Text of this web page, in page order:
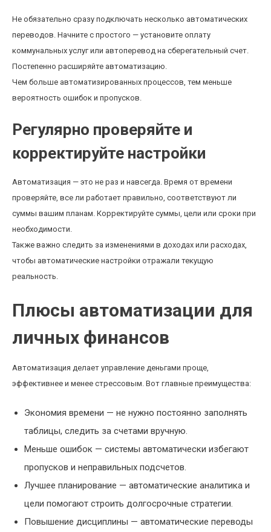
Не обязательно сразу подключать несколько автоматических
переводов. Начните с простого — установите оплату
коммунальных услуг или автоперевод на сберегательный счет.
Постепенно расширяйте автоматизацию.
Чем больше автоматизированных процессов, тем меньше
вероятность ошибок и пропусков.
Регулярно проверяйте и
корректируйте настройки
Автоматизация — это не раз и навсегда. Время от времени
проверяйте, все ли работает правильно, соответствуют ли
суммы вашим планам. Корректируйте суммы, цели или сроки при
необходимости.
Также важно следить за изменениями в доходах или расходах,
чтобы автоматические настройки отражали текущую
реальность.
Плюсы автоматизации для
личных финансов
Автоматизация делает управление деньгами проще,
эффективнее и менее стрессовым. Вот главные преимущества:
Экономия времени — не нужно постоянно заполнять
таблицы, следить за счетами вручную.
Меньше ошибок — системы автоматически избегают
пропусков и неправильных подсчетов.
Лучшее планирование — автоматические аналитика и
цели помогают строить долгосрочные стратегии.
Повышение дисциплины — автоматические переводы